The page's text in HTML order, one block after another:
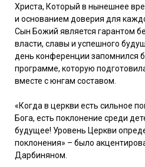
Христа, Который в нынешнее
и основанием доверия для
Сын Божий является гарантом
власти, славы и успешного
день конференции запомнился
программе, которую
вместе с юнгам составом.
«Когда в церкви есть сильное
Бога, есть поклонение среди
будущее! Уровень Церкви
поклонения» – было
Дарбиняном.